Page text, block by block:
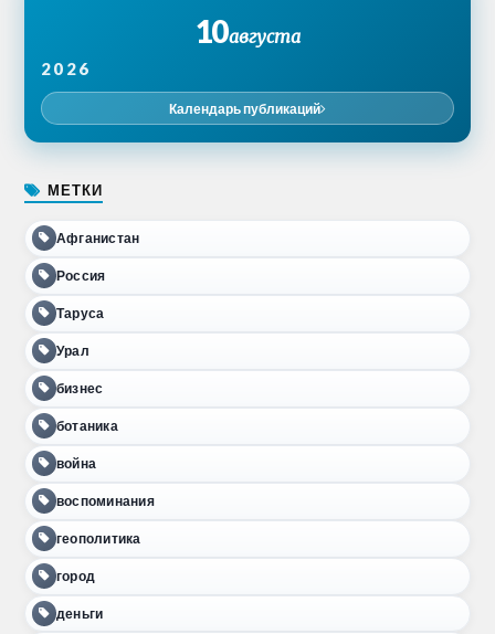
10августа
2026
Календарь публикаций
МЕТКИ
Афганистан
Россия
Таруса
Урал
бизнес
ботаника
война
воспоминания
геополитика
город
деньги